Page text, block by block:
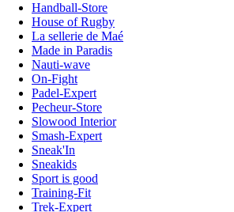
Handball-Store
House of Rugby
La sellerie de Maé
Made in Paradis
Nauti-wave
On-Fight
Padel-Expert
Pecheur-Store
Slowood Interior
Smash-Expert
Sneak'In
Sneakids
Sport is good
Training-Fit
Trek-Expert